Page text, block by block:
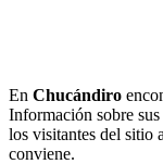
En Chucándiro
Información sobre
los visitantes del sitio
conviene.